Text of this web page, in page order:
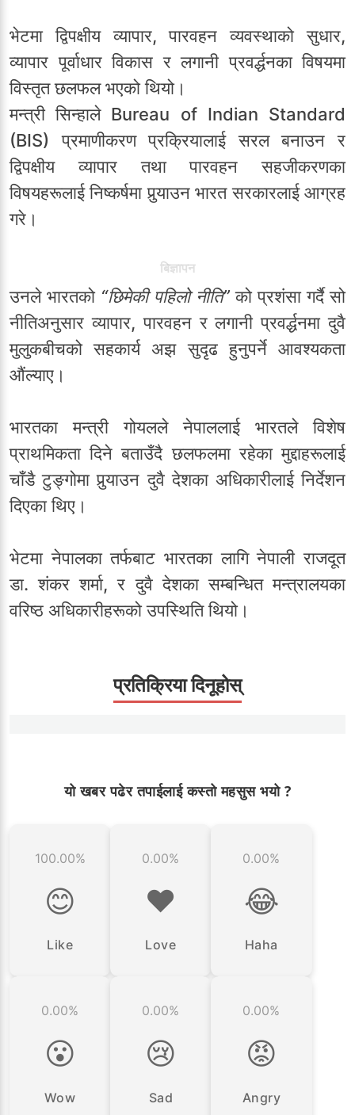
भेटमा द्विपक्षीय व्यापार, पारवहन व्यवस्थाको सुधार,
व्यापार पूर्वाधार विकास र लगानी प्रवर्द्धनका विषयमा
विस्तृत छलफल भएको थियो।
मन्त्री सिन्हाले Bureau of Indian Standard
(BIS) प्रमाणीकरण प्रक्रियालाई सरल बनाउन र
द्विपक्षीय व्यापार तथा पारवहन सहजीकरणका
विषयहरूलाई निष्कर्षमा पुर्‍याउन भारत सरकारलाई आग्रह
गरे।
बिज्ञापन
उनले भारतको “छिमेकी पहिलो नीति” को प्रशंसा गर्दै सो
नीतिअनुसार व्यापार, पारवहन र लगानी प्रवर्द्धनमा दुवै
मुलुकबीचको सहकार्य अझ सुदृढ हुनुपर्ने आवश्यकता
औंल्याए।
भारतका मन्त्री गोयलले नेपाललाई भारतले विशेष
प्राथमिकता दिने बताउँदै छलफलमा रहेका मुद्दाहरूलाई
चाँडै टुङ्गोमा पुर्‍याउन दुवै देशका अधिकारीलाई निर्देशन
दिएका थिए।
भेटमा नेपालका तर्फबाट भारतका लागि नेपाली राजदूत
डा. शंकर शर्मा, र दुवै देशका सम्बन्धित मन्त्रालयका
वरिष्ठ अधिकारीहरूको उपस्थिति थियो।
प्रतिक्रिया दिनूहोस्
यो खबर पढेर तपाईलाई कस्तो महसुस भयो ?
100.00%
😊
Like
0.00%
❤️
Love
0.00%
😂
Haha
0.00%
😮
Wow
0.00%
😢
Sad
0.00%
😡
Angry